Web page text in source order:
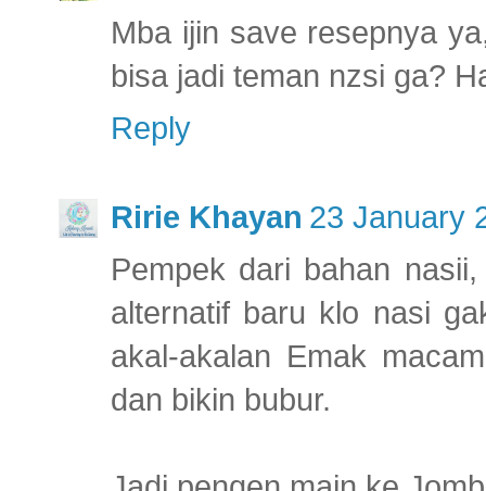
Mba ijin save resepnya
bisa jadi teman nzsi ga?
Reply
Ririe Khayan 23 January
Pempek dari bahan
alternatif baru klo nasi
akal-akalan Emak
dan bikin bubur.